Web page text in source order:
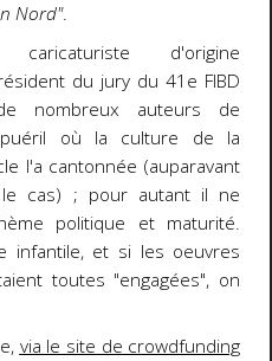
Nord".
d'origine
du jury du 41e FIBD
nombreux auteurs de
où la culture de la
l'a cantonnée (auparavant
cas) ; pour autant il ne
politique et maturité.
infantile, et si les oeuvres
toutes "engagées", on
via le site de crowdfunding